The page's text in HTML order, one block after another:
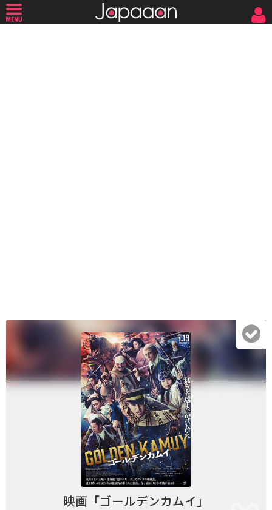
映画「ゴールデンカムイ」